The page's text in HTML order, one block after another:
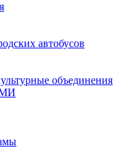
автобусов
объединения